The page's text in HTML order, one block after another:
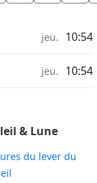
du soleil in
jeu. 10:54
du soleil in
jeu. 10:54
& Lune
du lever du